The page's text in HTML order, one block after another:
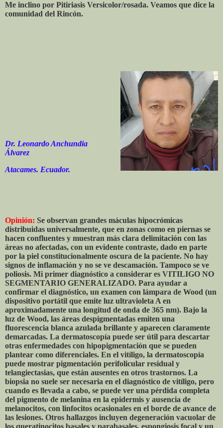
Me inclino por Pitiriasis Versicolor/rosada. Veamos que dice la
comunidad del Rincón.
Dr. Leonardo Anchundia
Álvarez
Atacames. Ecuador.
Opinión: Se observan grandes máculas hipocrómicas
distribuidas universalmente, que en zonas como en piernas se
hacen confluentes y muestran más clara delimitación con las
áreas no afectadas, con un evidente contraste, dado en parte
por la piel constitucionalmente oscura de la paciente. No hay
signos de inflamación y no se ve descamación. Tampoco se ve
poliosis. Mi primer diagnóstico a considerar es VITILIGO NO
SEGMENTARIO GENERALIZADO. Para ayudar a
confirmar el diagnóstico, un examen con lámpara de Wood (un
dispositivo portátil que emite luz ultravioleta A en
aproximadamente una longitud de onda de 365 nm). Bajo la
luz de Wood, las áreas despigmentadas emiten una
fluorescencia blanca azulada brillante y aparecen claramente
demarcadas. La dermatoscopía puede ser útil para descartar
otras enfermedades con hipopigmentación que se pueden
plantear como diferenciales. En el vitíligo, la dermatoscopía
puede mostrar pigmentación perifolicular residual y
telangiectasias, que están ausentes en otros trastornos. La
biopsia no suele ser necesaria en el diagnóstico de vitíligo, pero
cuando es llevada a cabo, se puede ver una pérdida completa
del pigmento de melanina en la epidermis y ausencia de
melanocitos, con linfocitos ocasionales en el borde de avance de
las lesiones. Otros hallazgos incluyen degeneración vacuolar de
los queratinocitos basales y parabasales, espongiosis focal y un